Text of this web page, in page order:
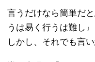
言うだけなら簡単だ
うは易く行うは難し』
しかし、それでも言